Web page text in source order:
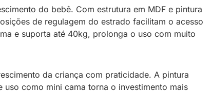
do bebê. Com estrutura em MDF e pintura
de regulagem do estrado facilitam o acesso
e suporta até 40kg, prolonga o uso com muito
da criança com praticidade. A pintura
como mini cama torna o investimento mais